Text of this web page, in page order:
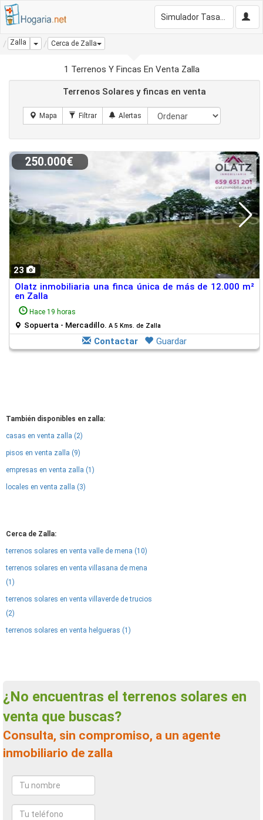
Zalla Dropdown
Cerca de Zalla
1 Terrenos Y Fincas En Venta Zalla
Terrenos Solares y fincas en venta
23
250.000€
Olatz inmobiliaria una finca única de más de 12.000 m²
en Zalla
Hace 19 horas
Sopuerta - Mercadillo. A 5 Kms. de Zalla
Contactar Guardar
También disponibles en zalla:
casas en venta zalla (2)
pisos en venta zalla (9)
empresas en venta zalla (1)
locales en venta zalla (3)
Cerca de Zalla:
terrenos solares en venta valle de mena (10)
terrenos solares en venta villasana de mena
(1)
terrenos solares en venta villaverde de trucios
(2)
terrenos solares en venta helgueras (1)
¿No encuentras el terrenos solares en
venta que buscas?
Consulta, sin compromiso, a un agente
inmobiliario de zalla